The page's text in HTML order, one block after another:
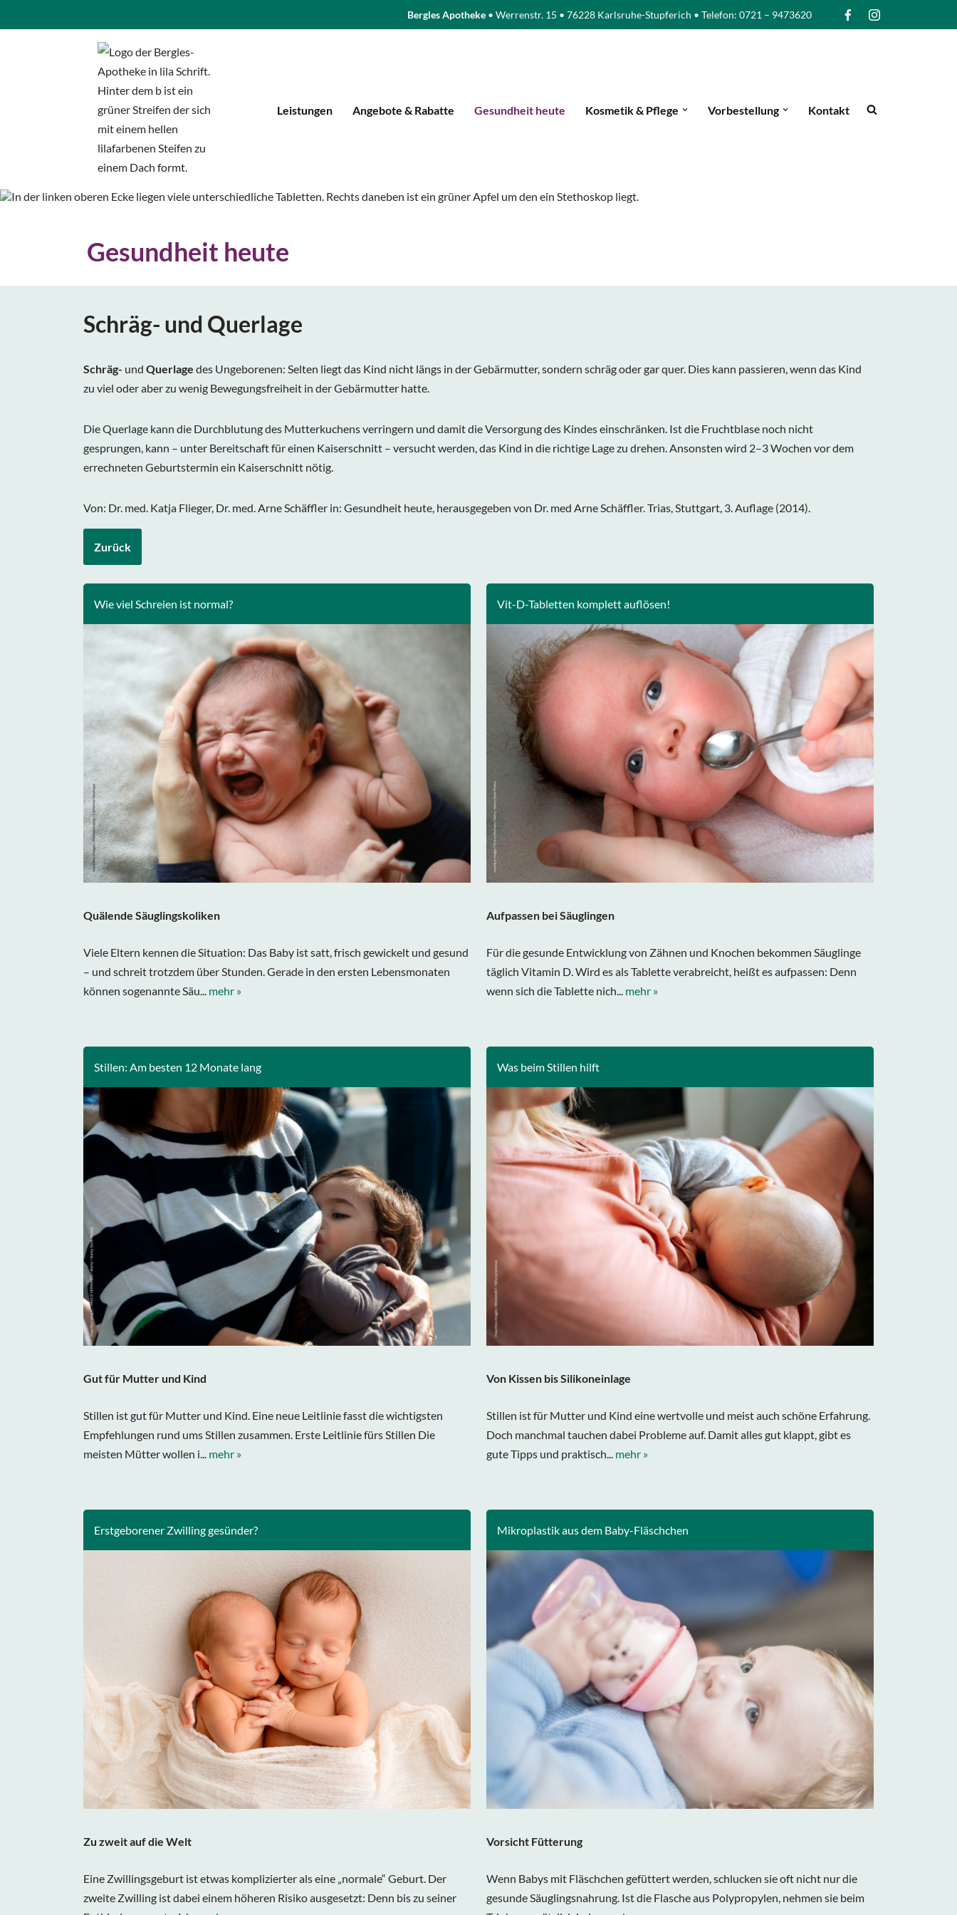
Bergles Apotheke • Werrenstr. 15 • 76228 Karlsruhe-Stupferich • Telefon: 0721 – 9473620
Leistungen Angebote & Rabatte Gesundheit heute Kosmetik & Pflege Vorbestellung Kontakt
Gesundheit heute
Schräg- und Querlage
Schräg- und Querlage des Ungeborenen: Selten liegt das Kind nicht längs in der Gebärmutter, sondern schräg oder gar quer. Dies kann passieren, wenn das Kind
zu viel oder aber zu wenig Bewegungsfreiheit in der Gebärmutter hatte.
Die Querlage kann die Durchblutung des Mutterkuchens verringern und damit die Versorgung des Kindes einschränken. Ist die Fruchtblase noch nicht
gesprungen, kann – unter Bereitschaft für einen Kaiserschnitt – versucht werden, das Kind in die richtige Lage zu drehen. Ansonsten wird 2–3 Wochen vor dem
errechneten Geburtstermin ein Kaiserschnitt nötig.
Von: Dr. med. Katja Flieger, Dr. med. Arne Schäffler in: Gesundheit heute, herausgegeben von Dr. med Arne Schäffler. Trias, Stuttgart, 3. Auflage (2014).
Zurück
Wie viel Schreien ist normal?
Quälende Säuglingskoliken
Viele Eltern kennen die Situation: Das Baby ist satt, frisch gewickelt und gesund
– und schreit trotzdem über Stunden. Gerade in den ersten Lebensmonaten
können sogenannte Säu... mehr »
Vit-D-Tabletten komplett auflösen!
Aufpassen bei Säuglingen
Für die gesunde Entwicklung von Zähnen und Knochen bekommen Säuglinge
täglich Vitamin D. Wird es als Tablette verabreicht, heißt es aufpassen: Denn
wenn sich die Tablette nich... mehr »
Stillen: Am besten 12 Monate lang
Gut für Mutter und Kind
Stillen ist gut für Mutter und Kind. Eine neue Leitlinie fasst die wichtigsten
Empfehlungen rund ums Stillen zusammen. Erste Leitlinie fürs Stillen Die
meisten Mütter wollen i... mehr »
Was beim Stillen hilft
Von Kissen bis Silikoneinlage
Stillen ist für Mutter und Kind eine wertvolle und meist auch schöne Erfahrung.
Doch manchmal tauchen dabei Probleme auf. Damit alles gut klappt, gibt es
gute Tipps und praktisch... mehr »
Erstgeborener Zwilling gesünder?
Zu zweit auf die Welt
Eine Zwillingsgeburt ist etwas komplizierter als eine „normale“ Geburt. Der
zweite Zwilling ist dabei einem höheren Risiko ausgesetzt: Denn bis zu seiner
Mikroplastik aus dem Baby-Fläschchen
Vorsicht Fütterung
Wenn Babys mit Fläschchen gefüttert werden, schlucken sie oft nicht nur die
gesunde Säuglingsnahrung. Ist die Flasche aus Polypropylen, nehmen sie beim